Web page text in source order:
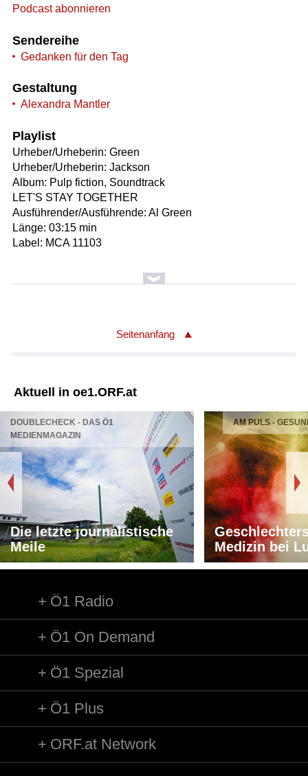
Podcast abonnieren
Sendereihe
Gedanken für den Tag
Gestaltung
Alexandra Mantler
Playlist
Urheber/Urheberin: Green
Urheber/Urheberin: Jackson
Album: Pulp fiction, Soundtrack
LET'S STAY TOGETHER
Ausführender/Ausführende: Al Green
Länge: 03:15 min
Label: MCA 11103
Seitenanfang
Aktuell in oe1.ORF.at
DOUBLECHECK - DAS Ö1
MEDIENMAGAZIN
Die letzte journalistische
Meile
AM PULS -
Medizin bei
Ö1 Radio
Ö1 On Demand
Ö1 Spezial
Ö1 Plus
ORF.at Network